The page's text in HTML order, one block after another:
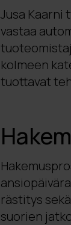
Jusa Kaarni
vastaa
kolmeen
tuottavat
rästitys sekä
suorien